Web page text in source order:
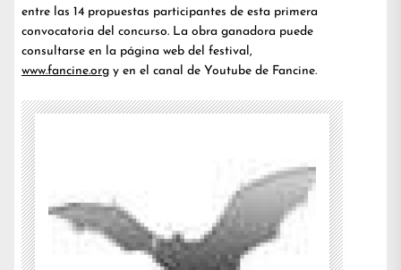
entre las 14 propuestas participantes de esta primera
convocatoria del concurso. La obra ganadora puede
consultarse en la página web del festival,
www.fancine.org y en el canal de Youtube de Fancine.